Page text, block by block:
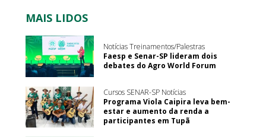
MAIS LIDOS
Notícias Treinamentos/Palestras
Faesp e Senar-SP lideram dois
debates do Agro World Forum
Cursos SENAR-SP Notícias
Programa Viola Caipira leva bem-
estar e aumento da renda a
participantes em Tupã